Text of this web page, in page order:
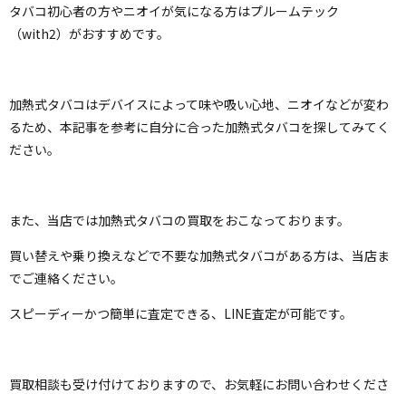
タバコ初心者の方やニオイが気になる方はプルームテック
（with2）がおすすめです。
加熱式タバコはデバイスによって味や吸い心地、ニオイなどが変わ
るため、本記事を参考に自分に合った加熱式タバコを探してみてく
ださい。
また、当店では加熱式タバコの買取をおこなっております。
買い替えや乗り換えなどで不要な加熱式タバコがある方は、当店ま
でご連絡ください。
スピーディーかつ簡単に査定できる、LINE査定が可能です。
買取相談も受け付けておりますので、お気軽にお問い合わせくださ